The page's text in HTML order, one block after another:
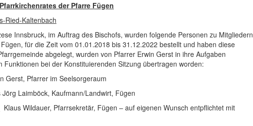
der Pfarre Fügen
Ried-Kaltenbach
Innsbruck, im Auftrag des Bischofs, wurden folgende Personen zu Mitgliedern
für die Zeit vom 01.01.2018 bis 31.12.2022 bestellt und haben diese
abgelegt, wurden von Pfarrer Erwin Gerst in ihre Aufgaben
Funktionen bei der Konstituierenden Sitzung übertragen worden:
im Seelsorgeraum
Kaufmann/Landwirt, Fügen
Klaus Wildauer, Pfarrsekretär, Fügen – auf eigenen Wunsch entpflichtet mit